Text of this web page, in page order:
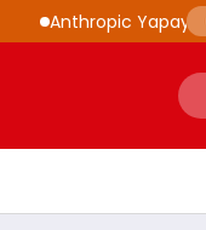
Anthropic Yapay Zeka